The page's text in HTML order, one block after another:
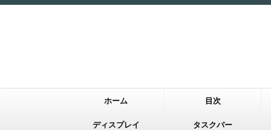
ホーム 目次
ディスプレイ タスクバー